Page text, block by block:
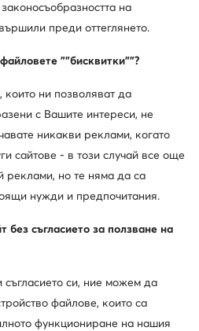
на
преди оттеглянето.
""бисквитки""?
които ни позволяват да
с Вашите интереси, не
никакви реклами, когато
сайтове - в този случай все още
реклами, но те няма да са
нужди и предпочитания.
съгласието за ползване на
си, ние можем да
файлове, които са
функциониране на нашия